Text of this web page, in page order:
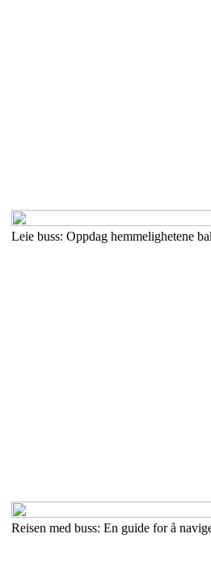
Leie buss: Oppdag hemmelighetene
Reisen med buss: En guide for å